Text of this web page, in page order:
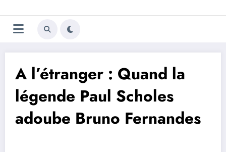
au
contenu
Trivela
L'actualité du football
A l’étranger : Quand la
légende Paul Scholes
adoube Bruno Fernandes